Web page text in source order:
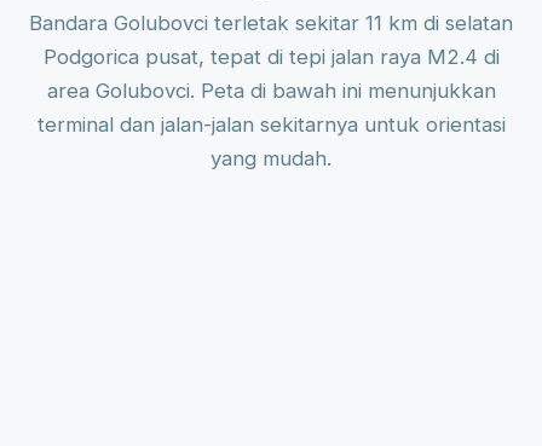
Bandara Golubovci terletak sekitar 11 km di selatan
Podgorica pusat, tepat di tepi jalan raya M2.4 di
area Golubovci. Peta di bawah ini menunjukkan
terminal dan jalan-jalan sekitarnya untuk orientasi
yang mudah.